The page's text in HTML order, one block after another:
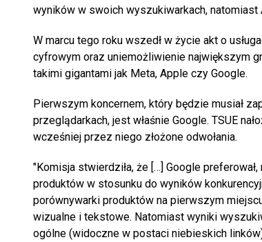
wyników w swoich wyszukiwarkach, natomiast
W marcu tego roku wszedł w życie akt o
cyfrowym oraz uniemożliwienie największym
takimi gigantami jak Meta, Apple czy Google.
Pierwszym koncernem, który będzie musiał
przeglądarkach, jest właśnie Google. TSUE
wcześniej przez niego złożone odwołania.
"Komisja stwierdziła, że […] Google
produktów w stosunku do wyników
porównywarki produktów na pierwszym
wizualne i tekstowe. Natomiast wyniki
ogólne (widoczne w postaci niebieskich